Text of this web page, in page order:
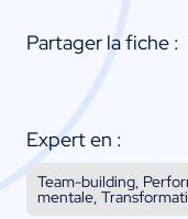
Partager la fiche :
Expert en :
Team-building,
mentale,